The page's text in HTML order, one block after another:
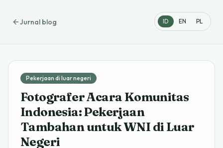
ID EN PL
Jurnal blog
Pekerjaan di luar negeri
Fotografer Acara Komunitas
Indonesia: Pekerjaan
Tambahan untuk WNI di Luar
Negeri